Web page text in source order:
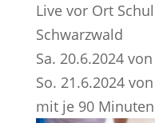
Live vor Ort
Schwarzwald
Sa. 20.6.2024
So. 21.6.2024
mit je 90